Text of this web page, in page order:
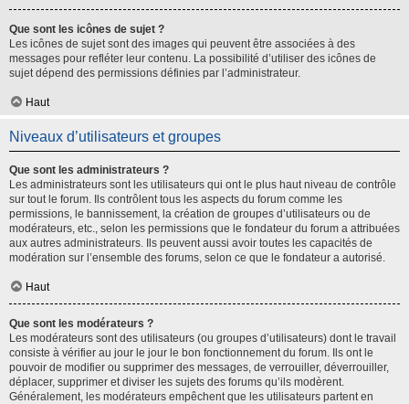
Que sont les icônes de sujet ?
Les icônes de sujet sont des images qui peuvent être associées à des
messages pour refléter leur contenu. La possibilité d’utiliser des icônes de
sujet dépend des permissions définies par l’administrateur.
Haut
Niveaux d’utilisateurs et groupes
Que sont les administrateurs ?
Les administrateurs sont les utilisateurs qui ont le plus haut niveau de contrôle
sur tout le forum. Ils contrôlent tous les aspects du forum comme les
permissions, le bannissement, la création de groupes d’utilisateurs ou de
modérateurs, etc., selon les permissions que le fondateur du forum a attribuées
aux autres administrateurs. Ils peuvent aussi avoir toutes les capacités de
modération sur l’ensemble des forums, selon ce que le fondateur a autorisé.
Haut
Que sont les modérateurs ?
Les modérateurs sont des utilisateurs (ou groupes d’utilisateurs) dont le travail
consiste à vérifier au jour le jour le bon fonctionnement du forum. Ils ont le
pouvoir de modifier ou supprimer des messages, de verrouiller, déverrouiller,
déplacer, supprimer et diviser les sujets des forums qu’ils modèrent.
Généralement, les modérateurs empêchent que les utilisateurs partent en